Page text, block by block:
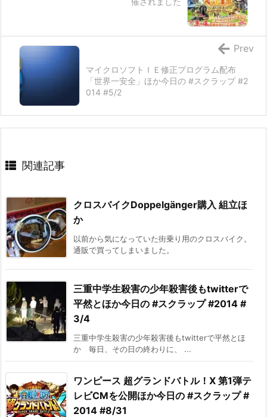
マイクロソフトＩＥ修正プログラム配布
「世界一安全」ほか今日の #スクラップ #2
014 #5/2
Prev
関連記事
クロスバイクDoppelgänger購入 組立ほ
か
以前から気になっていた街乗り用のクロスバイク。
通販で買ってしまいました。
三重中学生殺害の少年殺害後もtwitterで
平然とほか今日の #スクラップ #2014 #
3/4
三重中学生殺害の少年殺害後もtwitterで平然とほ
か 毎日、その日の終わりに、 ...
ワンピース 超グランドバトル！X 第1弾テ
レビCMを公開ほか今日の #スクラップ #
2014 #8/31